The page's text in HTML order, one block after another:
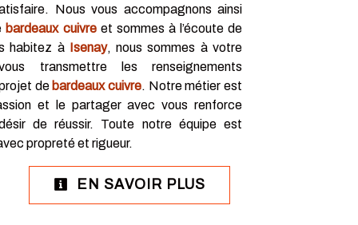
Nous vous accompagnons ainsi
bardeaux cuivreet sommes à l’écoute de
habitez à Isenay, nous sommes à votre
transmettre les renseignements
de bardeaux cuivre. Notre métier est
et le partager avec vous renforce
de réussir. Toute notre équipe est
propreté et rigueur.
EN SAVOIR PLUS